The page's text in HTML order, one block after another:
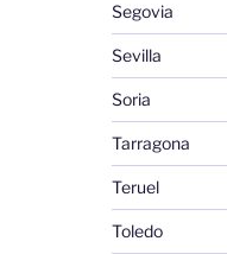
Segovia
Sevilla
Soria
Tarragona
Teruel
Toledo